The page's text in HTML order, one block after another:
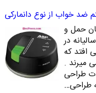
ضد خواب از نوع دانمارکی
حمل و
تصادف سالیانه در
افتد که
و 15000 نفر می میرند .
طراحی
طراحی…